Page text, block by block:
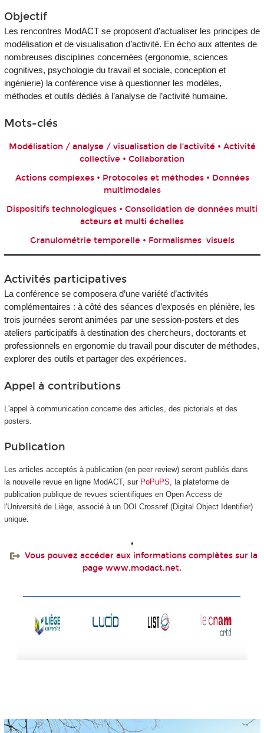
Objectif
Les rencontres ModACT se proposent d’actualiser les principes de
modélisation et de visualisation d’activité. En écho aux attentes de
nombreuses disciplines concernées (ergonomie, sciences
cognitives, psychologie du travail et sociale, conception et
ingénierie) la conférence vise à questionner les modèles,
méthodes et outils dédiés à l’analyse de l’activité humaine.
Mots-clés
Modélisation / analyse / visualisation de l’activité • Activité
collective • Collaboration
Actions complexes • Protocoles et méthodes • Données
multimodales
Dispositifs technologiques • Consolidation de données multi
acteurs et multi échelles
Granulométrie temporelle • Formalismes visuels
Activités participatives
La conférence se composera d’une variété d’activités
complémentaires : à côté des séances d’exposés en plénière, les
trois journées seront animées par une session-posters et des
ateliers participatifs à destination des chercheurs, doctorants et
professionnels en ergonomie du travail pour discuter de méthodes,
explorer des outils et partager des expériences.
Appel à contributions
L'appel à communication concerne des articles, des pictorials et des
posters.
Publication
Les articles acceptés à publication (en peer review) seront publiés dans
la nouvelle revue en ligne ModACT, sur PoPuPS, la plateforme de
publication publique de revues scientifiques en Open Access de
l'Université de Liège, associé à un DOI Crossref (Digital Object Identifier)
unique.
•
Vous pouvez accéder aux informations complètes sur la
page www.modact.net.